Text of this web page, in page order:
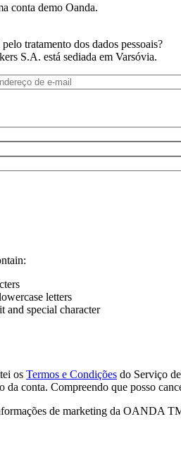
conta demo Oanda.
tratamento dos dados pessoais?
S.A. está sediada em Varsóvia.
letters
and special character
os Termos e Condições do Serviço
da conta. Compreendo que posso
de marketing da OANDA